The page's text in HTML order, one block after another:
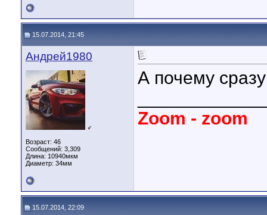
15.07.2014, 21:45
Андрей1980
♂
Возраст: 46
Сообщений: 3,309
Длина: 10940мкм
Диаметр: 34мм
А почему
Zoom - zoom
15.07.2014, 22:09